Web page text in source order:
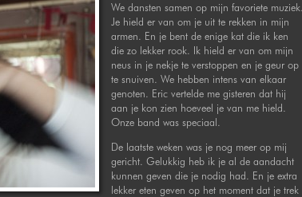
We dansten samen op mijn favoriete muziek.
Je hield er van om je uit te rekken in mijn
armen. En je bent de enige kat die ik ken
die zo lekker rook. Ik hield er van om mijn
neus in je nekje te verstoppen en je geur op
te snuiven. We hebben intens van elkaar
genoten. Eric vertelde me gisteren dat hij
aan je kon zien hoeveel je van me hield.
Onze band was speciaal.
De laatste weken was je nog meer op mij
gericht. Gelukkig heb ik je al de aandacht
kunnen geven die je nodig had. En je extra
lekker eten geven op het moment dat je trek